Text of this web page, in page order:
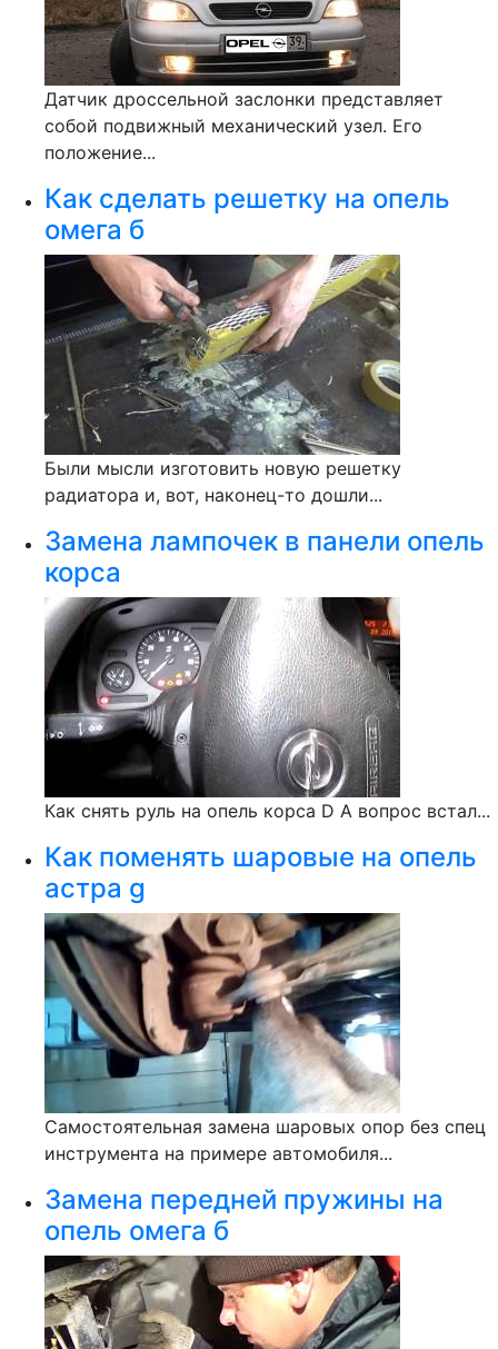
Датчик дроссельной заслонки представляет
собой подвижный механический узел. Его
положение...
Как сделать решетку на опель
омега б
Были мысли изготовить новую решетку
радиатора и, вот, наконец-то дошли...
Замена лампочек в панели опель
корса
Как снять руль на опель корса D А вопрос встал...
Как поменять шаровые на опель
астра g
Самостоятельная замена шаровых опор без спец
инструмента на примере автомобиля...
Замена передней пружины на
опель омега б